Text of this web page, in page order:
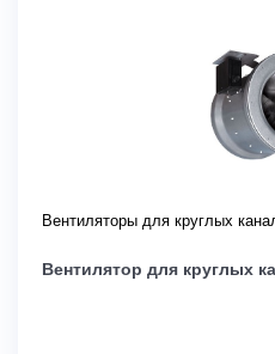
Вентиляторы для круглых
Вентилятор для круглых